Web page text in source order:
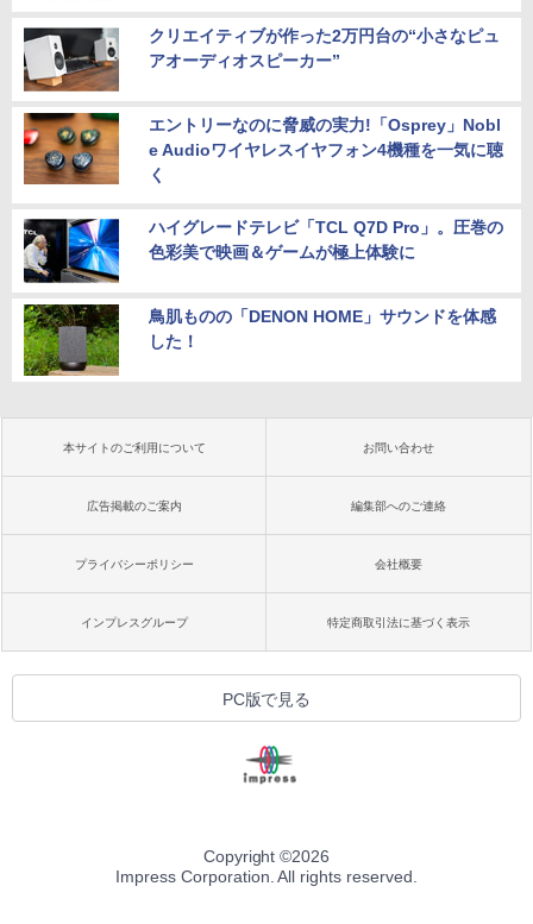
クリエイティブが作った2万円台の“小さなピュ
アオーディオスピーカー”
エントリーなのに脅威の実力!「Osprey」Nobl
e Audioワイヤレスイヤフォン4機種を一気に聴
く
ハイグレードテレビ「TCL Q7D Pro」。圧巻の
色彩美で映画＆ゲームが極上体験に
鳥肌ものの「DENON HOME」サウンドを体感
した！
本サイトのご利用について お問い合わせ
広告掲載のご案内 編集部へのご連絡
プライバシーポリシー 会社概要
インプレスグループ 特定商取引法に基づく表示
PC版で見る
Copyright ©2026
Impress Corporation. All rights reserved.